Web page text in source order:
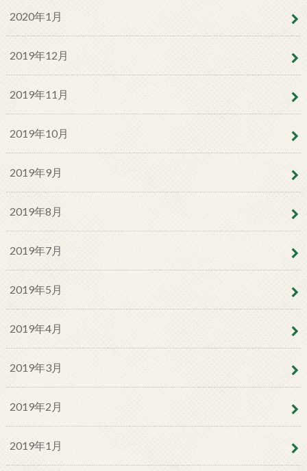
2020年1月
2019年12月
2019年11月
2019年10月
2019年9月
2019年8月
2019年7月
2019年5月
2019年4月
2019年3月
2019年2月
2019年1月